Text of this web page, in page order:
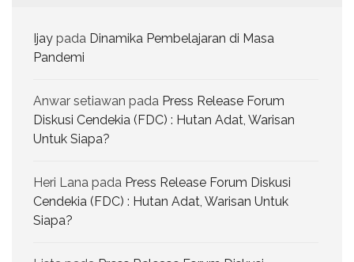
Ijay pada Dinamika Pembelajaran di Masa
Pandemi
Anwar setiawan pada Press Release Forum
Diskusi Cendekia (FDC) : Hutan Adat, Warisan
Untuk Siapa?
Heri Lana pada Press Release Forum Diskusi
Cendekia (FDC) : Hutan Adat, Warisan Untuk
Siapa?